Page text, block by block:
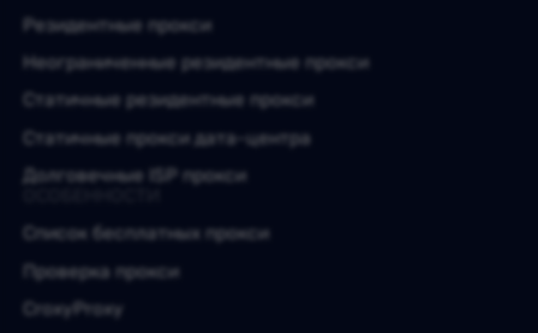
Резидентные прокси
Неограниченные резидентные прокси
Статичные резидентные прокси
Статичные прокси дата-центра
Долговечные ISP прокси
Список бесплатных прокси
Проверка прокси
CroxyProxy